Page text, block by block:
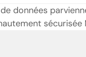
données
sécurisée